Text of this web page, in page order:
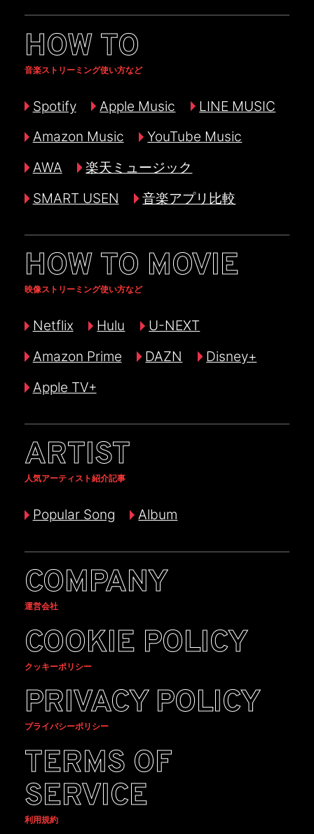
HOW TO
音楽ストリーミング使い方など
Spotify Apple Music
LINE MUSIC
Amazon Music
YouTube Music
AWA
楽天ミュージック
SMART USEN
音楽アプリ比較
HOW TO MOVIE
映像ストリーミング使い方など
Netflix Hulu
U-NEXT
Amazon Prime
DAZN
Disney+
Apple TV+
ARTIST
人気アーティスト紹介記事
Popular Song Album
COMPANY
運営会社
COOKIE POLICY
クッキーポリシー
PRIVACY POLICY
プライバシーポリシー
TERMS OF
SERVICE
利用規約